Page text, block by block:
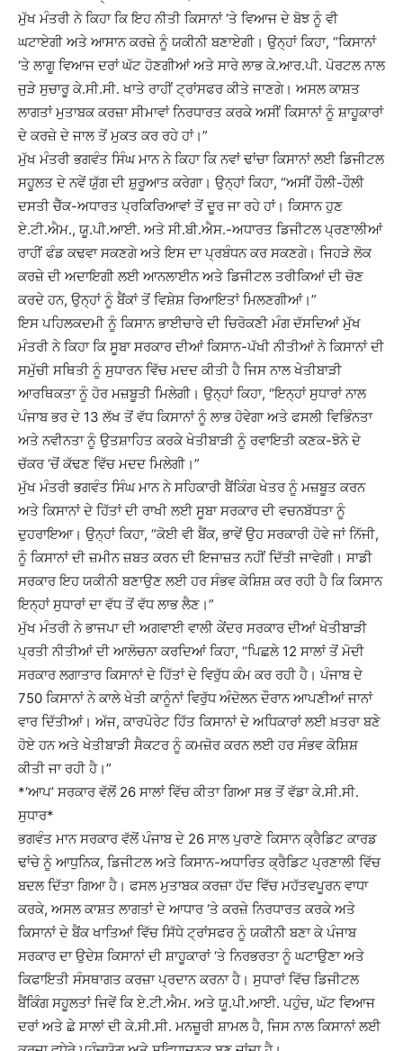
ਮੁੱਖ ਮੰਤਰੀ ਨੇ ਕਿਹਾ ਕਿ ਇਹ ਨੀਤੀ ਕਿਸਾਨਾਂ ‘ਤੇ ਵਿਆਜ ਦੇ ਬੋਝ ਨੂੰ ਵੀ
ਘਟਾਏਗੀ ਅਤੇ ਆਸਾਨ ਕਰਜ਼ੇ ਨੂੰ ਯਕੀਨੀ ਬਣਾਏਗੀ। ਉਨ੍ਹਾਂ ਕਿਹਾ, “ਕਿਸਾਨਾਂ
‘ਤੇ ਲਾਗੂ ਵਿਆਜ ਦਰਾਂ ਘੱਟ ਹੋਣਗੀਆਂ ਅਤੇ ਸਾਰੇ ਲਾਭ ਕੇ.ਆਰ.ਪੀ. ਪੋਰਟਲ ਨਾਲ
ਜੁੜੇ ਸੁਚਾਰੂ ਕੇ.ਸੀ.ਸੀ. ਖਾਤੇ ਰਾਹੀਂ ਟ੍ਰਾਂਸਫਰ ਕੀਤੇ ਜਾਣਗੇ। ਅਸਲ ਕਾਸ਼ਤ
ਲਾਗਤਾਂ ਮੁਤਾਬਕ ਕਰਜ਼ਾ ਸੀਮਾਵਾਂ ਨਿਰਧਾਰਤ ਕਰਕੇ ਅਸੀਂ ਕਿਸਾਨਾਂ ਨੂੰ ਸ਼ਾਹੂਕਾਰਾਂ
ਦੇ ਕਰਜ਼ੇ ਦੇ ਜਾਲ ਤੋਂ ਮੁਕਤ ਕਰ ਰਹੇ ਹਾਂ।”
ਮੁੱਖ ਮੰਤਰੀ ਭਗਵੰਤ ਸਿੰਘ ਮਾਨ ਨੇ ਕਿਹਾ ਕਿ ਨਵਾਂ ਢਾਂਚਾ ਕਿਸਾਨਾਂ ਲਈ ਡਿਜੀਟਲ
ਸਹੂਲਤ ਦੇ ਨਵੇਂ ਯੁੱਗ ਦੀ ਸ਼ੁਰੂਆਤ ਕਰੇਗਾ। ਉਨ੍ਹਾਂ ਕਿਹਾ, “ਅਸੀਂ ਹੌਲੀ-ਹੌਲੀ
ਦਸਤੀ ਚੈੱਕ-ਅਧਾਰਤ ਪ੍ਰਕਿਰਿਆਵਾਂ ਤੋਂ ਦੂਰ ਜਾ ਰਹੇ ਹਾਂ। ਕਿਸਾਨ ਹੁਣ
ਏ.ਟੀ.ਐਮ., ਯੂ.ਪੀ.ਆਈ. ਅਤੇ ਸੀ.ਬੀ.ਐਸ.-ਅਧਾਰਤ ਡਿਜੀਟਲ ਪ੍ਰਣਾਲੀਆਂ
ਰਾਹੀਂ ਫੰਡ ਕਢਵਾ ਸਕਣਗੇ ਅਤੇ ਇਸ ਦਾ ਪ੍ਰਬੰਧਨ ਕਰ ਸਕਣਗੇ। ਜਿਹੜੇ ਲੋਕ
ਕਰਜ਼ੇ ਦੀ ਅਦਾਇਗੀ ਲਈ ਆਨਲਾਈਨ ਅਤੇ ਡਿਜੀਟਲ ਤਰੀਕਿਆਂ ਦੀ ਚੋਣ
ਕਰਦੇ ਹਨ, ਉਨ੍ਹਾਂ ਨੂੰ ਬੈਂਕਾਂ ਤੋਂ ਵਿਸ਼ੇਸ਼ ਰਿਆਇਤਾਂ ਮਿਲਣਗੀਆਂ।”
ਇਸ ਪਹਿਲਕਦਮੀ ਨੂੰ ਕਿਸਾਨ ਭਾਈਚਾਰੇ ਦੀ ਚਿਰੋਕਣੀ ਮੰਗ ਦੱਸਦਿਆਂ ਮੁੱਖ
ਮੰਤਰੀ ਨੇ ਕਿਹਾ ਕਿ ਸੂਬਾ ਸਰਕਾਰ ਦੀਆਂ ਕਿਸਾਨ-ਪੱਖੀ ਨੀਤੀਆਂ ਨੇ ਕਿਸਾਨਾਂ ਦੀ
ਸਮੁੱਚੀ ਸਥਿਤੀ ਨੂੰ ਸੁਧਾਰਨ ਵਿੱਚ ਮਦਦ ਕੀਤੀ ਹੈ ਜਿਸ ਨਾਲ ਖੇਤੀਬਾੜੀ
ਆਰਥਿਕਤਾ ਨੂੰ ਹੋਰ ਮਜ਼ਬੂਤੀ ਮਿਲੇਗੀ। ਉਨ੍ਹਾਂ ਕਿਹਾ, “ਇਨ੍ਹਾਂ ਸੁਧਾਰਾਂ ਨਾਲ
ਪੰਜਾਬ ਭਰ ਦੇ 13 ਲੱਖ ਤੋਂ ਵੱਧ ਕਿਸਾਨਾਂ ਨੂੰ ਲਾਭ ਹੋਵੇਗਾ ਅਤੇ ਫਸਲੀ ਵਿਭਿੰਨਤਾ
ਅਤੇ ਨਵੀਨਤਾ ਨੂੰ ਉਤਸ਼ਾਹਿਤ ਕਰਕੇ ਖੇਤੀਬਾੜੀ ਨੂੰ ਰਵਾਇਤੀ ਕਣਕ-ਝੋਨੇ ਦੇ
ਚੱਕਰ ‘ਚੋਂ ਕੱਢਣ ਵਿੱਚ ਮਦਦ ਮਿਲੇਗੀ।”
ਮੁੱਖ ਮੰਤਰੀ ਭਗਵੰਤ ਸਿੰਘ ਮਾਨ ਨੇ ਸਹਿਕਾਰੀ ਬੈਂਕਿੰਗ ਖੇਤਰ ਨੂੰ ਮਜ਼ਬੂਤ ਕਰਨ
ਅਤੇ ਕਿਸਾਨਾਂ ਦੇ ਹਿੱਤਾਂ ਦੀ ਰਾਖੀ ਲਈ ਸੂਬਾ ਸਰਕਾਰ ਦੀ ਵਚਨਬੱਧਤਾ ਨੂੰ
ਦੁਹਰਾਇਆ। ਉਨ੍ਹਾਂ ਕਿਹਾ, “ਕੋਈ ਵੀ ਬੈਂਕ, ਭਾਵੇਂ ਉਹ ਸਰਕਾਰੀ ਹੋਵੇ ਜਾਂ ਨਿੱਜੀ,
ਨੂੰ ਕਿਸਾਨਾਂ ਦੀ ਜ਼ਮੀਨ ਜ਼ਬਤ ਕਰਨ ਦੀ ਇਜਾਜ਼ਤ ਨਹੀਂ ਦਿੱਤੀ ਜਾਵੇਗੀ। ਸਾਡੀ
ਸਰਕਾਰ ਇਹ ਯਕੀਨੀ ਬਣਾਉਣ ਲਈ ਹਰ ਸੰਭਵ ਕੋਸ਼ਿਸ਼ ਕਰ ਰਹੀ ਹੈ ਕਿ ਕਿਸਾਨ
ਇਨ੍ਹਾਂ ਸੁਧਾਰਾਂ ਦਾ ਵੱਧ ਤੋਂ ਵੱਧ ਲਾਭ ਲੈਣ।”
ਮੁੱਖ ਮੰਤਰੀ ਨੇ ਭਾਜਪਾ ਦੀ ਅਗਵਾਈ ਵਾਲੀ ਕੇਂਦਰ ਸਰਕਾਰ ਦੀਆਂ ਖੇਤੀਬਾੜੀ
ਪ੍ਰਤੀ ਨੀਤੀਆਂ ਦੀ ਆਲੋਚਨਾ ਕਰਦਿਆਂ ਕਿਹਾ, “ਪਿਛਲੇ 12 ਸਾਲਾਂ ਤੋਂ ਮੋਦੀ
ਸਰਕਾਰ ਲਗਾਤਾਰ ਕਿਸਾਨਾਂ ਦੇ ਹਿੱਤਾਂ ਦੇ ਵਿਰੁੱਧ ਕੰਮ ਕਰ ਰਹੀ ਹੈ। ਪੰਜਾਬ ਦੇ
750 ਕਿਸਾਨਾਂ ਨੇ ਕਾਲੇ ਖੇਤੀ ਕਾਨੂੰਨਾਂ ਵਿਰੁੱਧ ਅੰਦੋਲਨ ਦੌਰਾਨ ਆਪਣੀਆਂ ਜਾਨਾਂ
ਵਾਰ ਦਿੱਤੀਆਂ। ਅੱਜ, ਕਾਰਪੋਰੇਟ ਹਿੱਤ ਕਿਸਾਨਾਂ ਦੇ ਅਧਿਕਾਰਾਂ ਲਈ ਖ਼ਤਰਾ ਬਣੇ
ਹੋਏ ਹਨ ਅਤੇ ਖੇਤੀਬਾੜੀ ਸੈਕਟਰ ਨੂੰ ਕਮਜ਼ੋਰ ਕਰਨ ਲਈ ਹਰ ਸੰਭਵ ਕੋਸ਼ਿਸ਼
ਕੀਤੀ ਜਾ ਰਹੀ ਹੈ।”
*‘ਆਪ’ ਸਰਕਾਰ ਵੱਲੋਂ 26 ਸਾਲਾਂ ਵਿੱਚ ਕੀਤਾ ਗਿਆ ਸਭ ਤੋਂ ਵੱਡਾ ਕੇ.ਸੀ.ਸੀ.
ਸੁਧਾਰ*
ਭਗਵੰਤ ਮਾਨ ਸਰਕਾਰ ਵੱਲੋਂ ਪੰਜਾਬ ਦੇ 26 ਸਾਲ ਪੁਰਾਣੇ ਕਿਸਾਨ ਕ੍ਰੈਡਿਟ ਕਾਰਡ
ਢਾਂਚੇ ਨੂੰ ਆਧੁਨਿਕ, ਡਿਜੀਟਲ ਅਤੇ ਕਿਸਾਨ-ਅਧਾਰਿਤ ਕ੍ਰੈਡਿਟ ਪ੍ਰਣਾਲੀ ਵਿੱਚ
ਬਦਲ ਦਿੱਤਾ ਗਿਆ ਹੈ। ਫਸਲ ਮੁਤਾਬਕ ਕਰਜ਼ਾ ਹੱਦ ਵਿੱਚ ਮਹੱਤਵਪੂਰਨ ਵਾਧਾ
ਕਰਕੇ, ਅਸਲ ਕਾਸ਼ਤ ਲਾਗਤਾਂ ਦੇ ਆਧਾਰ ‘ਤੇ ਕਰਜ਼ੇ ਨਿਰਧਾਰਤ ਕਰਕੇ ਅਤੇ
ਕਿਸਾਨਾਂ ਦੇ ਬੈਂਕ ਖਾਤਿਆਂ ਵਿੱਚ ਸਿੱਧੇ ਟ੍ਰਾਂਸਫਰ ਨੂੰ ਯਕੀਨੀ ਬਣਾ ਕੇ ਪੰਜਾਬ
ਸਰਕਾਰ ਦਾ ਉਦੇਸ਼ ਕਿਸਾਨਾਂ ਦੀ ਸ਼ਾਹੂਕਾਰਾਂ ‘ਤੇ ਨਿਰਭਰਤਾ ਨੂੰ ਘਟਾਉਣਾ ਅਤੇ
ਕਿਫਾਇਤੀ ਸੰਸਥਾਗਤ ਕਰਜ਼ਾ ਪ੍ਰਦਾਨ ਕਰਨਾ ਹੈ। ਸੁਧਾਰਾਂ ਵਿੱਚ ਡਿਜੀਟਲ
ਬੈਂਕਿੰਗ ਸਹੂਲਤਾਂ ਜਿਵੇਂ ਕਿ ਏ.ਟੀ.ਐਮ. ਅਤੇ ਯੂ.ਪੀ.ਆਈ. ਪਹੁੰਚ, ਘੱਟ ਵਿਆਜ
ਦਰਾਂ ਅਤੇ ਛੇ ਸਾਲਾਂ ਦੀ ਕੇ.ਸੀ.ਸੀ. ਮਨਜ਼ੂਰੀ ਸ਼ਾਮਲ ਹੈ, ਜਿਸ ਨਾਲ ਕਿਸਾਨਾਂ ਲਈ